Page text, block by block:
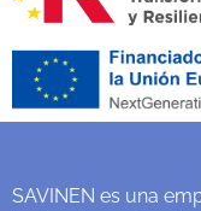
SAVINEN es una